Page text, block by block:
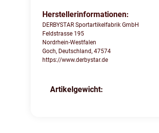
Herstellerinformationen:
DERBYSTAR Sportartikelfabrik GmbH
Feldstrasse 195
Nordrhein-Westfalen
Goch, Deutschland, 47574
https://www.derbystar.de
Produkteigenschaft
Wert
Artikelgewicht: